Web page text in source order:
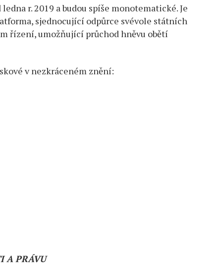
r. 2019 a budou spíše monotematické. Je
sjednocující odpůrce svévole státních
řízení, umožňující průchod hněvu obětí
v nezkráceném znění:
A PRÁVU